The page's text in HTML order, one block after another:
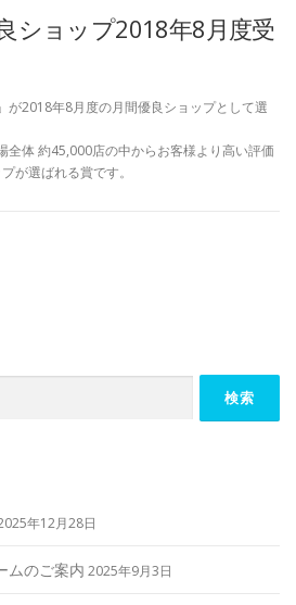
ショップ2018年8月度受
が2018年8月度の月間優良ショップとして選
全体 約45,000店の中からお客様より高い評価
が選ばれる賞です。
年12月28日
ムのご案内 2025年9月3日